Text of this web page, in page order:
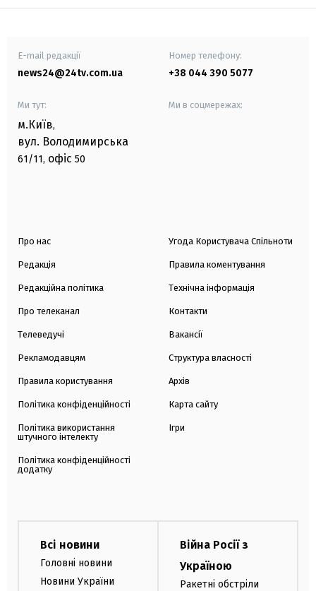
E-mail редакції
news24@24tv.com.ua
Номер телефону:
+38 044 390 5077
Ми тут:
м.Київ,
вул. Володимирська
61/11, офіс 50
Ми в соцмережах:
Про нас
Редакція
Редакційна політика
Про телеканал
Телеведучі
Рекламодавцям
Правила користування
Політика конфіденційності
Політика використання
штучного інтелекту
Політика конфіденційності
додатку
Угода Користувача Спільноти
Правила коментування
Технічна інформація
Контакти
Вакансії
Структура власності
Архів
Карта сайту
Ігри
Всі новини
Головні новини
Новини України
Війна Росії з
Україною
Ракетні обстріли